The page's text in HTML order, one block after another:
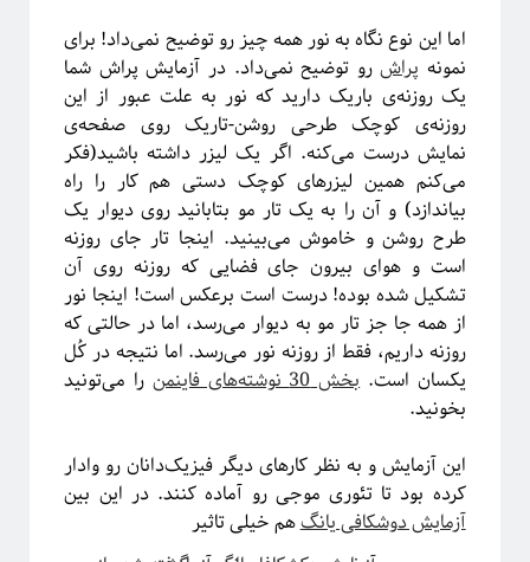
ریچارد فاینمن، فیزیک‌دان تاثیرگذار قرن گذشته
پروژه پیچیدگی برای همه
پشت‌پرده نجوم
اما این نوع نگاه به نور همه چیز رو توضیح نمی‌داد! برای
نمونه پراش رو توضیح نمی‌داد. در آزمایش پراش شما
یک روزنه‌ی باریک دارید که نور به علت عبور از این
روزنه‌ی کوچک طرحی روشن-تاریک روی صفحه‌ی
نمایش درست می‌کنه. اگر یک لیزر داشته باشید(فکر
می‌کنم همین لیزرهای کوچک دستی هم کار را راه
بیاندازد) و آن را به یک تار مو بتابانید روی دیوار یک
طرح روشن و خاموش می‌بینید. اینجا تار جای روزنه
است و هوای بیرون جای فضایی که روزنه روی آن
تشکیل شده بوده! درست است برعکس است! اینجا نور
از همه جا جز تار مو به دیوار می‌رسد، اما در حالتی که
روزنه داریم، فقط از روزنه نور می‌رسد. اما نتیجه در کُل
یکسان است. بخش 30 نوشته‌های فاینمن
را می‌تونید
بخونید.
این آزمایش و به نظر کارهای دیگر فیزیک‌دانان رو وادار
کرده بود تا تئوری موجی رو آماده کنند. در این بین
آزمایش دوشکافی یانگهم خیلی تاثیر